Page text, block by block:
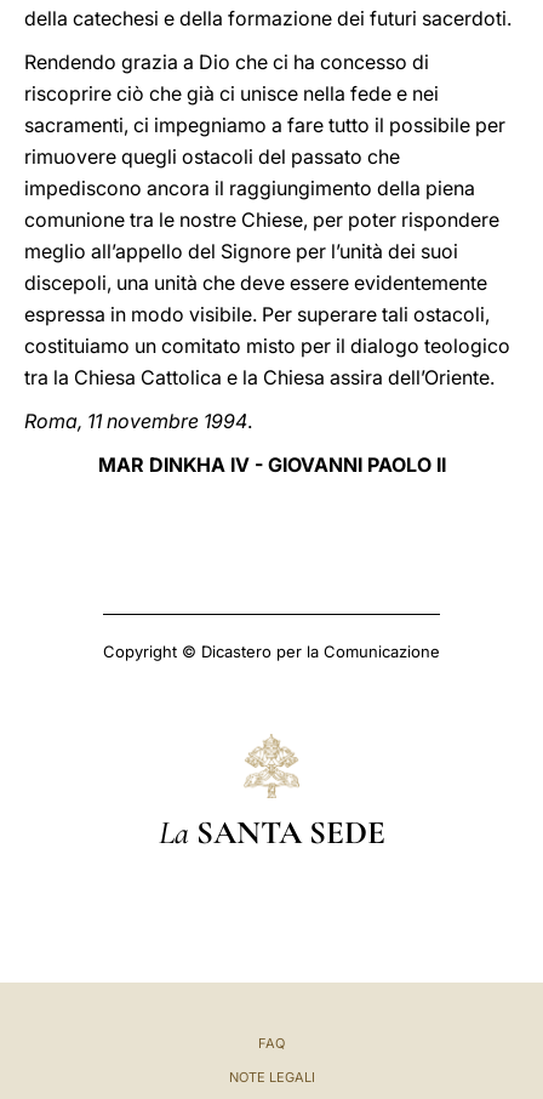
della catechesi e della formazione dei futuri sacerdoti.
Rendendo grazia a Dio che ci ha concesso di
riscoprire ciò che già ci unisce nella fede e nei
sacramenti, ci impegniamo a fare tutto il possibile per
rimuovere quegli ostacoli del passato che
impediscono ancora il raggiungimento della piena
comunione tra le nostre Chiese, per poter rispondere
meglio all’appello del Signore per l’unità dei suoi
discepoli, una unità che deve essere evidentemente
espressa in modo visibile. Per superare tali ostacoli,
costituiamo un comitato misto per il dialogo teologico
tra la Chiesa Cattolica e la Chiesa assira dell’Oriente.
Roma, 11 novembre 1994.
MAR DINKHA IV - GIOVANNI PAOLO II
Copyright © Dicastero per la Comunicazione
La SANTA SEDE
FAQ
NOTE LEGALI